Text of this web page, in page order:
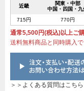
近畿
関東・中部
中国・四国・九
715円 770円
通常5,500円(税込)以上ご
送料無料商品と同時購入で
＞＞よくある質問はこちら